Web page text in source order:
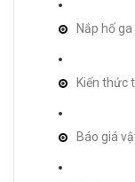
Nắp hố
Kiến thức
Báo giá